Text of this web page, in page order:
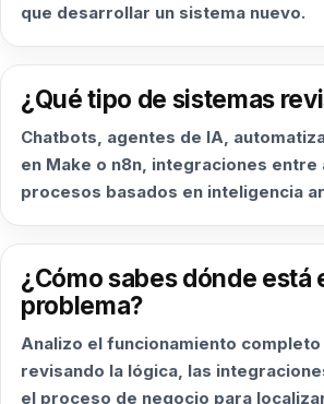
que desarrollar un sistema nuevo.
¿Qué tipo de sistemas
Chatbots, agentes de IA,
en Make o n8n, integraciones entre
procesos basados en inteligencia
¿Cómo sabes dónde está
problema?
Analizo el funcionamiento
revisando la lógica, las
el proceso de negocio para